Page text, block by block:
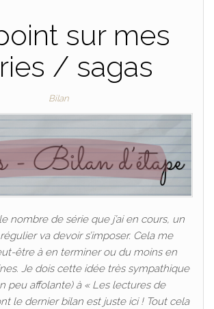
sur mes
/ sagas
Bilan
nombre de série que j’ai en cours, un
va devoir s’imposer. Cela me
être à en terminer ou du moins en
Je dois cette idée très sympathique
peu affolante) à « Les lectures de
le dernier bilan est juste ici ! Tout cela